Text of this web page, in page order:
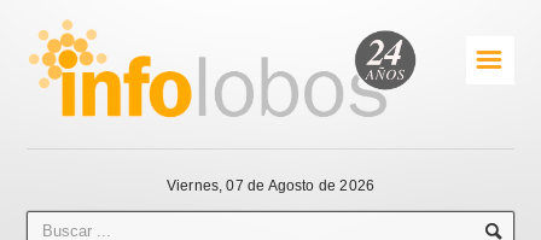
☰
Viernes, 07 de Agosto de 2026